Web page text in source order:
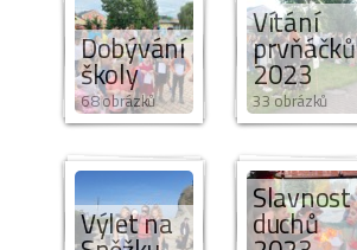
Dobývání
školy
68 obrázků
Vítání
prvňáčků
2023
33 obrázků
Výlet na
Slavnost
duchů